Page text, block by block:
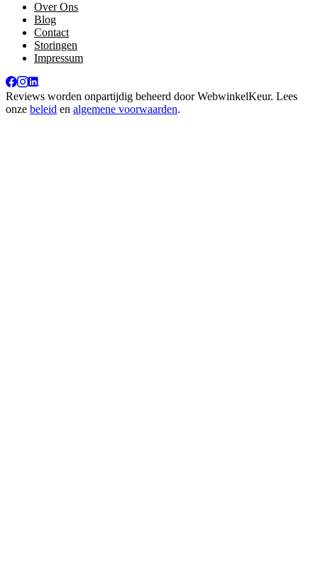
Over Ons
Blog
Contact
Storingen
Impressum
Reviews worden onpartijdig beheerd doorWebwinkelKeur. Lees
onze beleid en algemene voorwaarden.